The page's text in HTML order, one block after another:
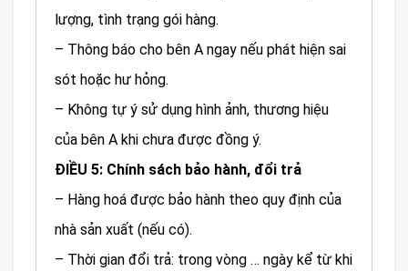
lượng, tình trạng gói hàng.
– Thông báo cho bên A ngay nếu phát hiện sai
sót hoặc hư hỏng.
– Không tự ý sử dụng hình ảnh, thương hiệu
của bên A khi chưa được đồng ý.
ĐIỀU 5: Chính sách bảo hành, đổi trả
– Hàng hoá được bảo hành theo quy định của
nhà sản xuất (nếu có).
– Thời gian đổi trả: trong vòng … ngày kể từ khi